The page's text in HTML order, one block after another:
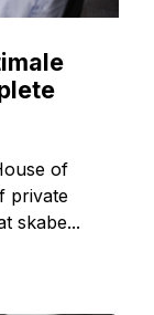
of
private
skabe...